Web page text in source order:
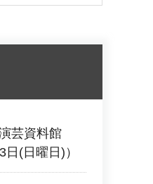
演芸資料館
(日曜日)）